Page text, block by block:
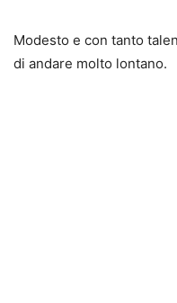
Modesto e con tanto
di andare molto lontano.